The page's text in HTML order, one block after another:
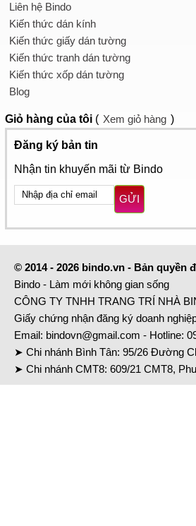
Liên hệ Bindo
Kiến thức dán kính
Kiến thức giấy dán tường
Kiến thức tranh dán tường
Kiến thức xốp dán tường
Blog
Giỏ hàng của tôi ( Xem giỏ hàng )
Đăng ký bản tin
Nhận tin khuyến mãi từ Bindo
GỬI
© 2014 - 2026 bindo.vn - Bản quyền
Bindo - Làm mới không gian sống
CÔNG TY TNHH TRANG TRÍ NHÀ
Giấy chứng nhận đăng ký doanh
Email: bindovn@gmail.com - Hotline:
➤ Chi nhánh Bình Tân: 95/26 Đường
➤ Chi nhánh CMT8: 609/21 CMT8,